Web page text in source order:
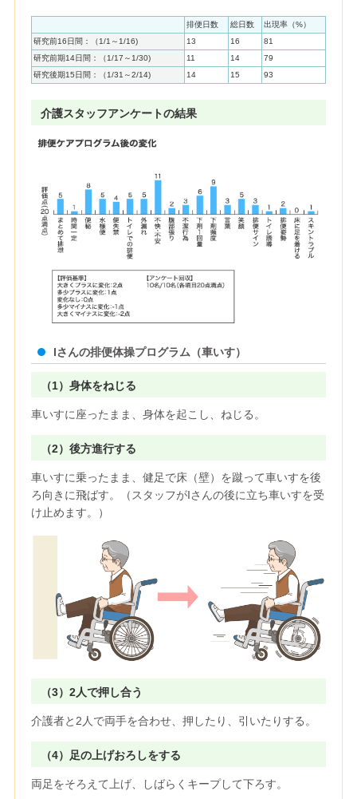
排便日数 総日数
出現率（%）
研究前16日間：（1/1～1/16)
13 16
81
研究前期14日間：（1/17～1/30)
11 14
79
研究後期15日間：（1/31～2/14)
14 15 93
介護スタッフアンケートの結果
Iさんの排便体操プログラム（車いす）
（1）身体をねじる
車いすに座ったまま、身体を起こし、ねじる。
（2）後方進行する
車いすに乗ったまま、健足で床（壁）を蹴って車いすを後
ろ向きに飛ばす。（スタッフがIさんの後に立ち車いすを受
け止めます。）
（3）2人で押し合う
介護者と2人で両手を合わせ、押したり、引いたりする。
（4）足の上げおろしをする
両足をそろえて上げ、しばらくキープして下ろす。